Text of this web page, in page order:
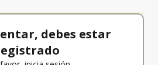
debes estar